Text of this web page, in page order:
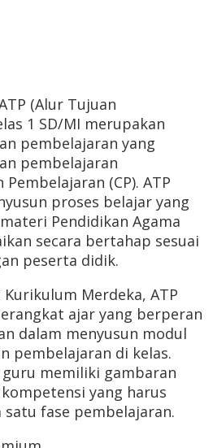
(Alur Tujuan
1 SD/MI merupakan
pembelajaran yang
pembelajaran
(CP). ATP
proses belajar yang
Pendidikan Agama
secara bertahap sesuai
peserta didik.
Merdeka, ATP
ajar yang berperan
dalam menyusun modul
pembelajaran di kelas.
guru memiliki gambaran
yang harus
satu fase pembelajaran.